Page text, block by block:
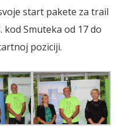
start pakete za trail
Smuteka od 17 do
poziciji.